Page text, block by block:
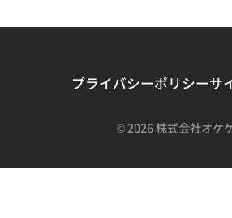
プライバシーポリシーサ
©2026 株式会社オケ